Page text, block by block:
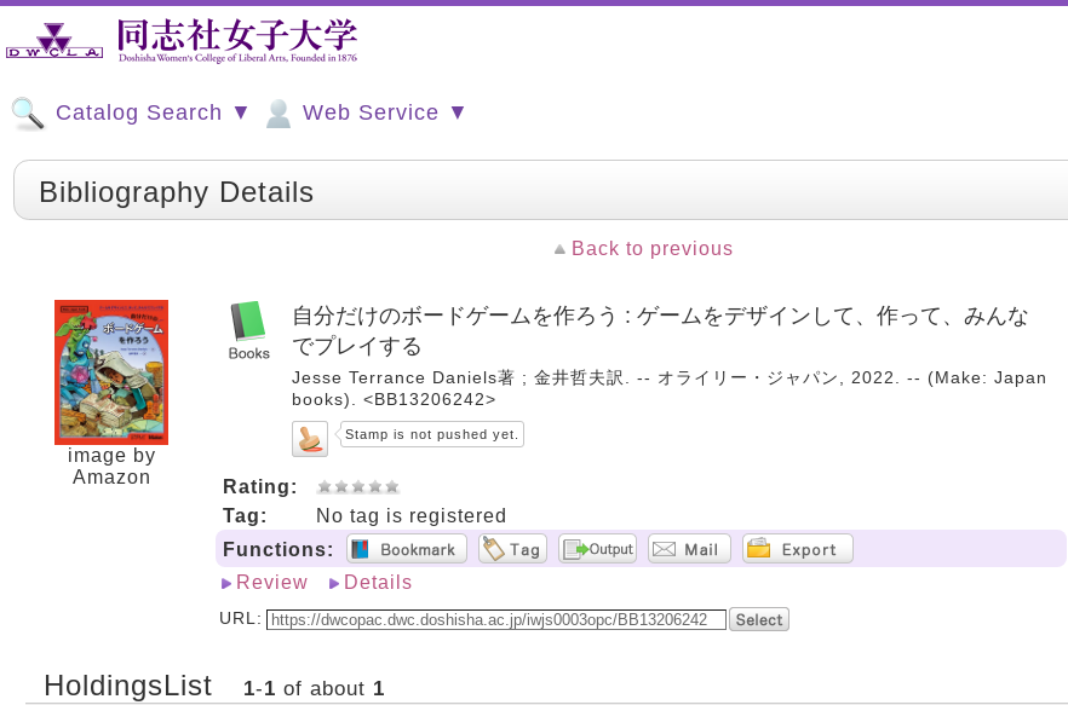
Catalog Search ▼ Web Service ▼
Bibliography Details
Back to previous
image by
Amazon
自分だけのボードゲームを作ろう : ゲームをデザインして、作って、みんな
でプレイする
Jesse Terrance Daniels著 ; 金井哲夫訳. -- オライリー・ジャパン, 2022. -- (Make: Japan
books). <BB13206242>
Stamp is not pushed yet.
Rating:
Tag:
No tag is registered
Functions:
Review
Details
URL:
HoldingsList 1-1 of about 1